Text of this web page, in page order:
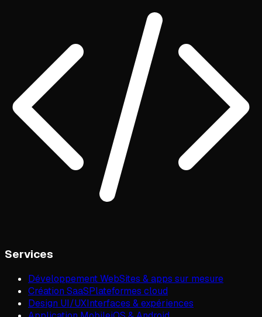
Services
Développement WebSites & apps sur mesure
Création SaaSPlateformes cloud
Design UI/UXInterfaces & expériences